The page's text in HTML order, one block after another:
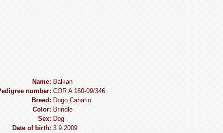
Name: Balkan
number: COR A 160-09/346
Breed: Dogo Сanario
Сolor: Brindle
Sex: Dog
Date of birth: 3.9.2009